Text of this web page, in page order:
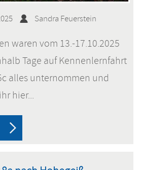
Sandra Feuerstein
waren vom 13.-17.10.2025
Tage auf Kennenlernfahrt
alles unternommen und
hier...